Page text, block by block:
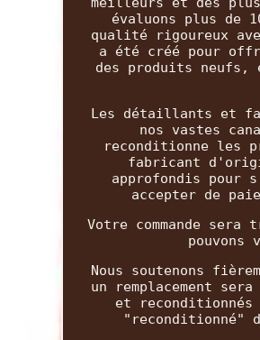
évaluons plus de
qualité rigoureux
a été créé pour
des produits neufs,
Les détaillants et
nos vastes
reconditionne les
fabricant
approfondis pour
accepter de
Votre commande
Nous soutenons
un remplacement
et
"reconditionné"